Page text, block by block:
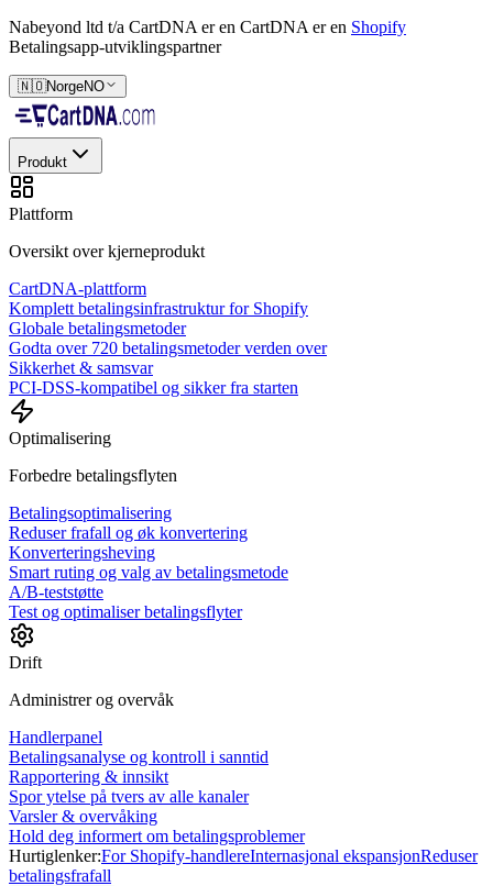
Nabeyond ltd t/a CartDNA er en CartDNA er en Shopify
Betalingsapp-utviklingspartner
🇳🇴NorgeNO
Produkt
Plattform
Oversikt over kjerneprodukt
CartDNA-plattform
Komplett betalingsinfrastruktur for Shopify
Globale betalingsmetoder
Godta over 720 betalingsmetoder verden over
Sikkerhet & samsvar
PCI-DSS-kompatibel og sikker fra starten
Optimalisering
Forbedre betalingsflyten
Betalingsoptimalisering
Reduser frafall og øk konvertering
Konverteringsheving
Smart ruting og valg av betalingsmetode
A/B-teststøtte
Test og optimaliser betalingsflyter
Drift
Administrer og overvåk
Handlerpanel
Betalingsanalyse og kontroll i sanntid
Rapportering & innsikt
Spor ytelse på tvers av alle kanaler
Varsler & overvåking
Hold deg informert om betalingsproblemer
Hurtiglenker:For Shopify-handlereInternasjonal ekspansjonReduser
betalingsfrafall